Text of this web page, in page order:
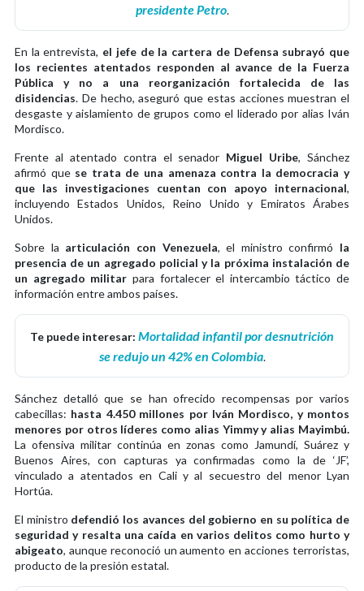
presidente Petro.
En la entrevista, el jefe de la cartera de Defensa subrayó que
los recientes atentados responden al avance de la Fuerza
Pública y no a una reorganización fortalecida de las
disidencias. De hecho, aseguró que estas acciones muestran el
desgaste y aislamiento de grupos como el liderado por alias Iván
Mordisco.
Frente al atentado contra el senador Miguel Uribe, Sánchez
afirmó quese trata de una amenaza contra la democracia y
que las investigaciones cuentan con apoyo internacional,
incluyendo Estados Unidos, Reino Unido y Emiratos Árabes
Unidos.
Sobre la articulación con Venezuela, el ministro confirmó la
presencia de un agregado policial y la próxima instalación de
un agregado militar para fortalecer el intercambio táctico de
información entre ambos países.
Te puede interesar: Mortalidad infantil por desnutrición
se redujo un 42% en Colombia.
Sánchez detalló que se han ofrecido recompensas por varios
cabecillas: hasta 4.450 millones por Iván Mordisco, y montos
menores por otros líderes como alias Yimmy y alias Mayimbú.
La ofensiva militar continúa en zonas como Jamundí, Suárez y
Buenos Aires, con capturas ya confirmadas como la de ‘JF’,
vinculado a atentados en Cali y al secuestro del menor Lyan
Hortúa.
El ministro defendió los avances del gobierno en su política de
seguridad y resalta una caída en varios delitos como hurto y
abigeato, aunque reconoció un aumento en acciones terroristas,
producto de la presión estatal.